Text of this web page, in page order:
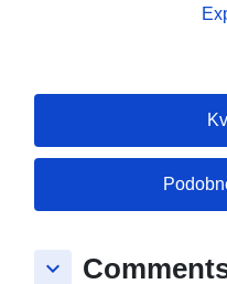
des mesures visant à
keyboard_arrow_down